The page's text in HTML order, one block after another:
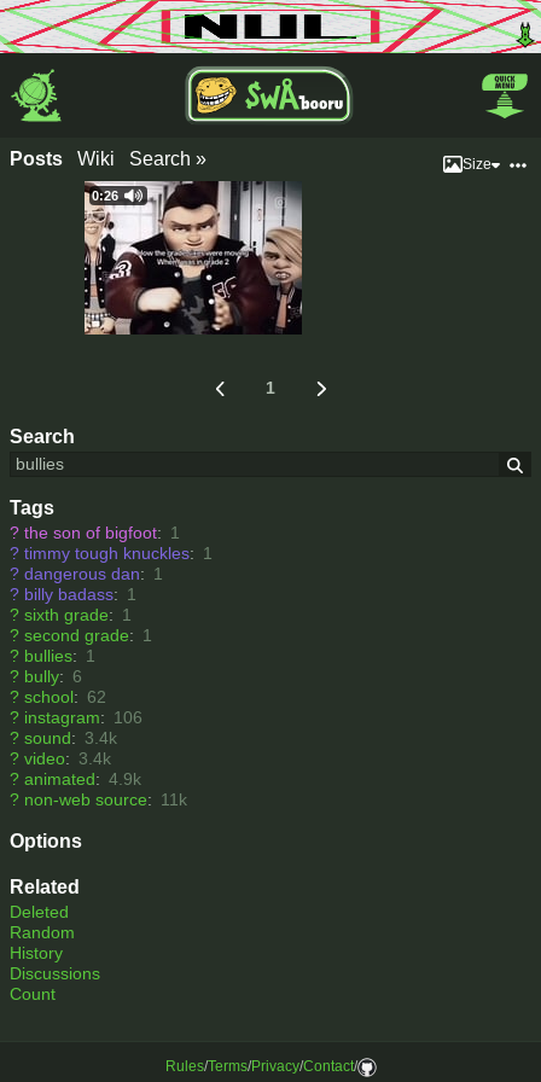
Search
Tags
? the son of bigfoot: 1
? timmy tough knuckles: 1
? dangerous dan: 1
? billy badass: 1
? sixth grade: 1
? second grade: 1
? bullies: 1
? bully: 6
? school: 62
? instagram: 106
? sound: 3.4k
? video: 3.4k
? animated: 4.9k
? non-web source: 11k
Options
Related
Deleted
Random
History
Discussions
Count
Posts Wiki Search » Size
0:26
1
Rules/Terms/Privacy/Contact/